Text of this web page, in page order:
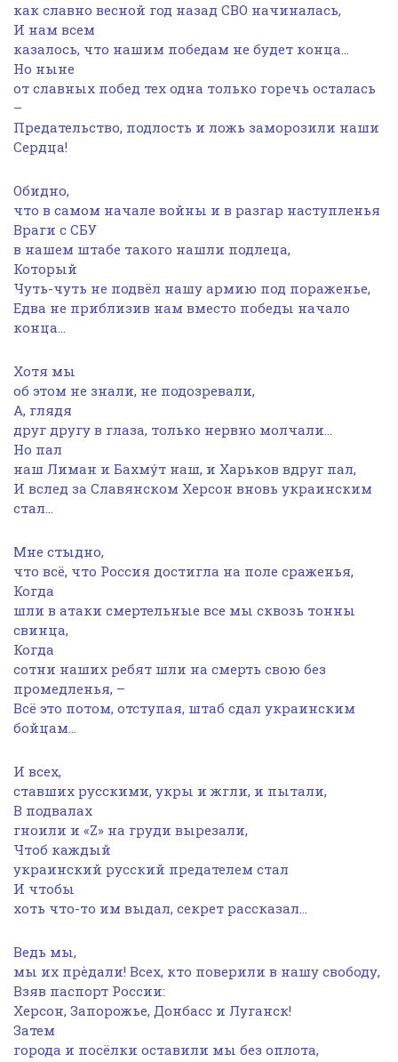
как славно весной год назад СВО начиналась,
И нам всем
казалось, что нашим победам не будет конца…
Но ныне
от славных побед тех одна только горечь осталась
–
Предательство, подлость и ложь заморозили наши
Сердца!
Обидно,
что в самом начале войны и в разгар наступленья
Враги с СБУ
в нашем штабе такого нашли подлеца,
Который
Чуть-чуть не подвёл нашу армию под пораженье,
Едва не приблизив нам вместо победы начало
конца…
Хотя мы
об этом не знали, не подозревали,
А, глядя
друг другу в глаза, только нервно молчали…
Но пал
наш Лиман и Бахмýт наш, и Харьков вдруг пал,
И вслед за Славянском Херсон вновь украинским
стал…
Мне стыдно,
что всё, что Россия достигла на поле сраженья,
Когда
шли в атаки смертельные все мы сквозь тонны
свинца,
Когда
сотни наших ребят шли на смерть свою без
промедленья, –
Всё это потом, отступая, штаб сдал украинским
бойцам…
И всех,
ставших русскими, укры и жгли, и пытали,
В подвалах
гноили и «Z» на груди вырезали,
Чтоб каждый
украинский русский предателем стал
И чтобы
хоть что-то им выдал, секрет рассказал…
Ведь мы,
мы их прѐдали! Всех, кто поверили в нашу свободу,
Взяв паспорт России:
Херсон, Запорожье, Донбасс и Луганск!
Затем
города и посёлки оставили мы без оплота,